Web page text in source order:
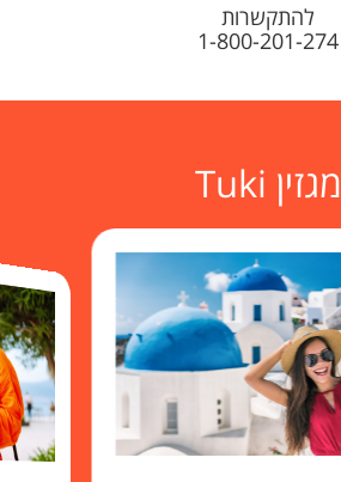
להתקשרות
1-800-201-274
מגזין Tuki